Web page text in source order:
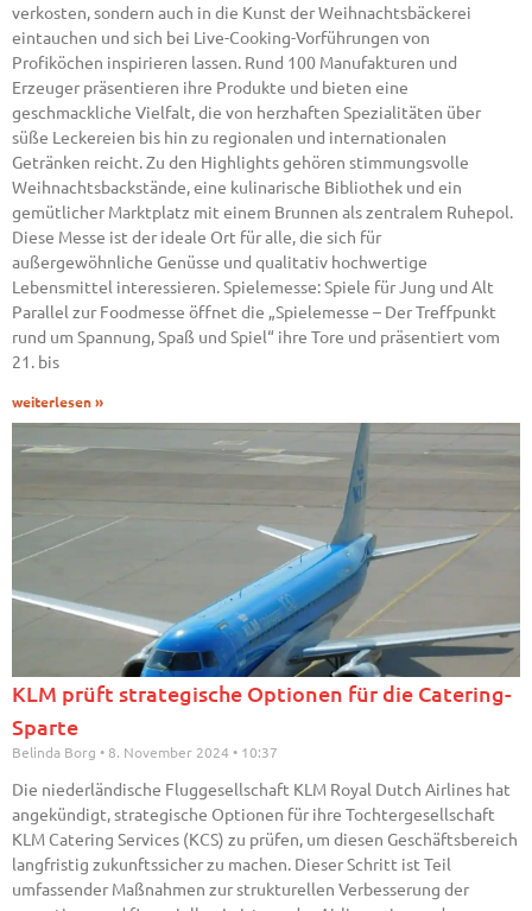
verkosten, sondern auch in die Kunst der Weihnachtsbäckerei
eintauchen und sich bei Live-Cooking-Vorführungen von
Profiköchen inspirieren lassen. Rund 100 Manufakturen und
Erzeuger präsentieren ihre Produkte und bieten eine
geschmackliche Vielfalt, die von herzhaften Spezialitäten über
süße Leckereien bis hin zu regionalen und internationalen
Getränken reicht. Zu den Highlights gehören stimmungsvolle
Weihnachtsbackstände, eine kulinarische Bibliothek und ein
gemütlicher Marktplatz mit einem Brunnen als zentralem Ruhepol.
Diese Messe ist der ideale Ort für alle, die sich für
außergewöhnliche Genüsse und qualitativ hochwertige
Lebensmittel interessieren. Spielemesse: Spiele für Jung und Alt
Parallel zur Foodmesse öffnet die „Spielemesse – Der Treffpunkt
rund um Spannung, Spaß und Spiel“ ihre Tore und präsentiert vom
21. bis
weiterlesen »
KLM prüft strategische Optionen für die Catering-
Sparte
Belinda Borg 8. November 2024 10:37
Die niederländische Fluggesellschaft KLM Royal Dutch Airlines hat
angekündigt, strategische Optionen für ihre Tochtergesellschaft
KLM Catering Services (KCS) zu prüfen, um diesen Geschäftsbereich
langfristig zukunftssicher zu machen. Dieser Schritt ist Teil
umfassender Maßnahmen zur strukturellen Verbesserung der